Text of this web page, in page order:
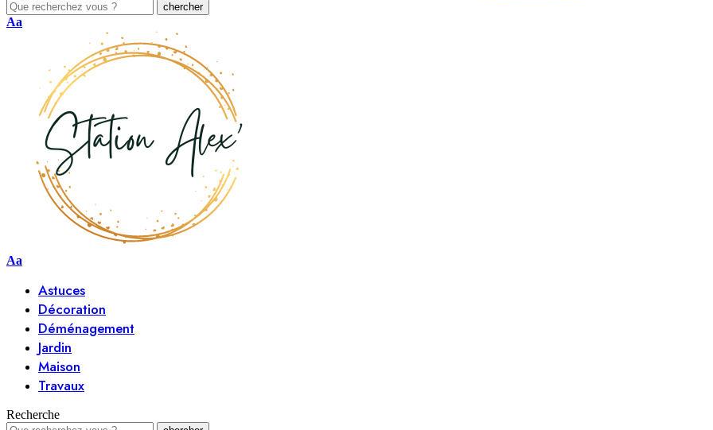
Aa
Aa
Astuces
Décoration
Déménagement
Jardin
Maison
Travaux
Recherche